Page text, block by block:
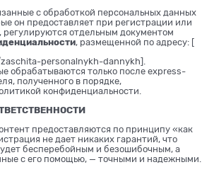
с обработкой персональных данных
он предоставляет при регистрации или
регулируются отдельным документом
, размещенной по адресу: [
personalnykh-dannykh].
обрабатываются только после express-
полученного в порядке,
конфиденциальности.
предоставляются по принципу «как
не дает никаких гарантий, что
бесперебойным и безошибочным, а
с его помощью, — точными и надежными.